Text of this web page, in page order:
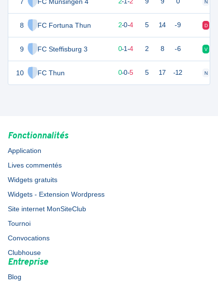
8 FC Fortuna Thun
9 FC Steffisburg 3
10 FC Thun
N
6 2-0-4 5 14 -9 D
0-1-4 2 8 -6 V
0-0-5 5 17 -12 N
Fonctionnalités
Application
Lives commentés
Widgets gratuits
Widgets - Extension Wordpress
Site internet MonSiteClub
Tournoi
Convocations
Clubhouse
Entreprise
Blog